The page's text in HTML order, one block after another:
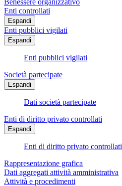
Benessere organizzativo
Enti controllati
Espandi
Enti pubblici vigilati
Espandi
Enti pubblici vigilati
Società partecipate
Espandi
Dati società partecipate
Enti di diritto privato controllati
Espandi
Enti di diritto privato controllati
Rappresentazione grafica
Dati aggregati attività amministrativa
Attività e procedimenti